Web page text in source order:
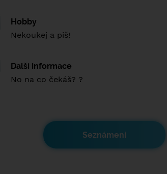
Hobby
Nekoukej a piš!
Další informace
No na co čekáš? ?
Seznámení